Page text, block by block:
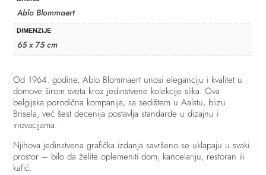
Ablo Blommaert
DIMENZIJE
65 x 75 cm
Od 1964. godine, Ablo Blommaert unosi eleganciju i kvalitet u
domove širom sveta kroz jedinstvene kolekcije slika. Ova
belgijska porodična kompanija, sa sedištem u Aalstu, blizu
Brisela, već šest decenija postavlja standarde u dizajnu i
inovacijama.
Njihova jedinstvena grafička izdanja savršeno se uklapaju u svaki
prostor – bilo da želite oplemeniti dom, kancelariju, restoran ili
kafić.